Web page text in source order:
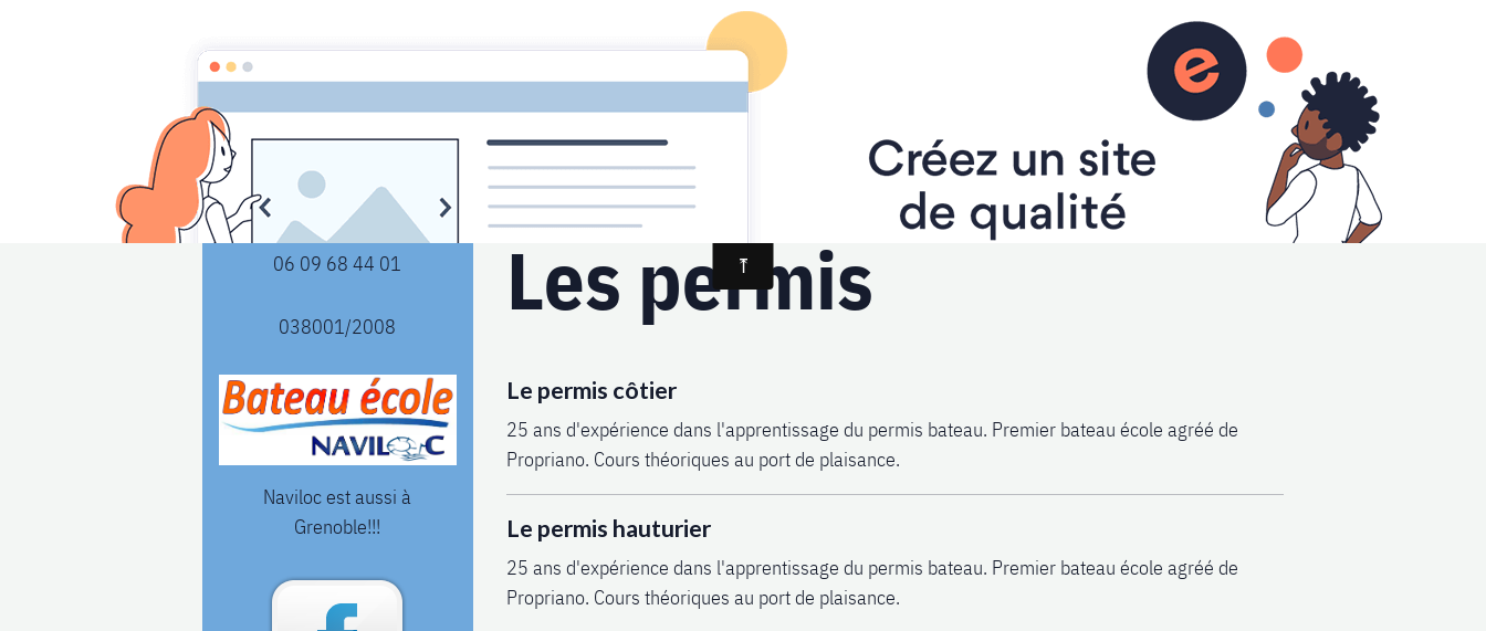
Accueil
Accueil Pages Les permis
Les permis
Le permis côtier
25 ans d'expérience dans l'apprentissage du permis bateau. Premier bateau école agréé de
Propriano. Cours théoriques au port de plaisance.
Le permis hauturier
25 ans d'expérience dans l'apprentissage du permis bateau. Premier bateau école agréé de
Propriano. Cours théoriques au port de plaisance.
naviloc-
bateauecole@wanadoo.fr
06 09 68 44 01
038001/2008
Naviloc est aussi à
Grenoble!!!